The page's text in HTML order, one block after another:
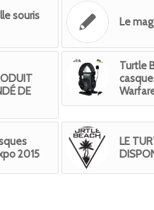
souris
Le
DE
Turtle
2015
LE